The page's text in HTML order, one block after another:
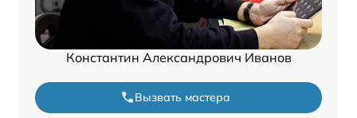
Константин Александрович Иванов
Вызвать мастера